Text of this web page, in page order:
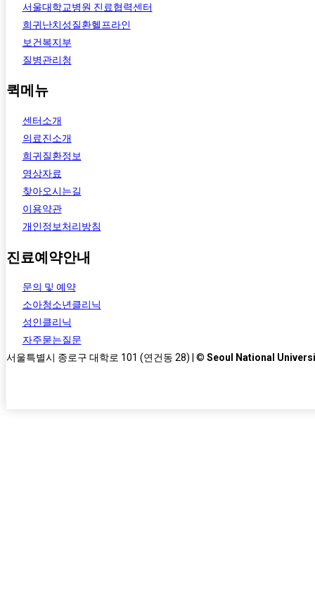
서울대학교병원 진료협력센터
희귀난치성질환헬프라인
보건복지부
질병관리청
퀵메뉴
센터소개
의료진소개
희귀질환정보
영상자료
찾아오시는길
이용약관
개인정보처리방침
진료예약안내
문의 및 예약
소아청소년클리닉
성인클리닉
자주묻는질문
서울특별시 종로구 대학로 101 (연건동 28) | © Seoul National